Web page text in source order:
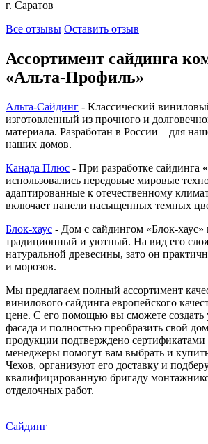
г. Саратов
Все отзывы Оставить отзыв
Ассортимент сайдинга
«Альта-Профиль»
Альта-Сайдинг - Классический
изготовленный из прочного и
материала. Разработан в России – для
наших домов.
Канада Плюс - При разработке сайдинга
использовались передовые мировые
адаптированные к отечественному
включает панели насыщенных темных
Блок-хаус - Дом с сайдингом «Блок-хаус»
традиционный и уютный. На вид его
натуральной древесины, зато он
и морозов.
Мы предлагаем полный ассортимент
винилового сайдинга европейского
цене. С его помощью вы сможете создать
фасада и полностью преобразить свой
продукции подтверждено
менеджеры помогут вам выбрать и
Чехов, организуют его доставку и
квалифицированную бригаду
отделочных работ.
Сайдинг